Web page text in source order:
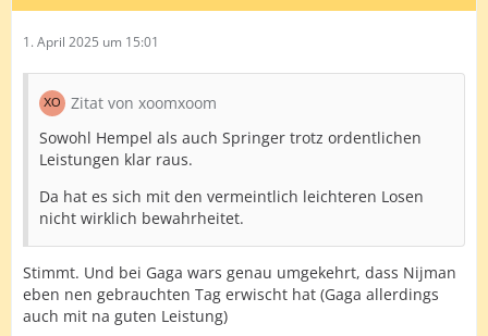
1. April 2025 um 15:01
Zitat von xoomxoom
Sowohl Hempel als auch Springer trotz ordentlichen
Leistungen klar raus.
Da hat es sich mit den vermeintlich leichteren Losen
nicht wirklich bewahrheitet.
Stimmt. Und bei Gaga wars genau umgekehrt, dass Nijman
eben nen gebrauchten Tag erwischt hat (Gaga allerdings
auch mit na guten Leistung)